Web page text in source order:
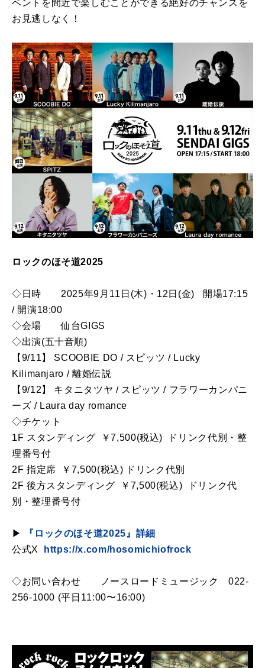
ベントを間近で楽しむことができる絶好のチャンスを
お見逃しなく！
ロックのほそ道2025
◇日時 2025年9月11日(木)・12日(金) 開場17:15
/ 開演18:00
◇会場 仙台GIGS
◇出演(五十音順)
【9/11】 SCOOBIE DO / スピッツ / Lucky
Kilimanjaro / 離婚伝説
【9/12】 キタニタツヤ / スピッツ / フラワーカンパニ
ーズ / Laura day romance
◇チケット
1F スタンディング ￥7,500(税込) ドリンク代別・整
理番号付
2F 指定席 ￥7,500(税込) ドリンク代別
2F 後方スタンディング ￥7,500(税込) ドリンク代
別・整理番号付
▶︎ 『ロックのほそ道2025 』詳細
公式X
https://x.com/hosomichiofrock
◇お問い合わせ ノースロードミュージック 022-
256-1000 (平日11:00〜16:00)